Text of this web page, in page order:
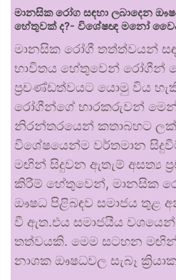
මානසික රෝග සඳහා ලබාදෙන
හේතුවක් ද?- විශේෂඥ මනෝ
මානසික රෝගී තත්ත්වයන්
භාවිතය හේතුවෙන් රෝගීන්
ප්‍රචණ්ඩත්වයට යොමු විය
රෝගීන්ගේ භාරකරුවන්
නිරන්තරයෙන් කතාබහට
විශේෂයෙන්ම වර්තමාන
මඟින් සිදුවන ඇතැම් අසත්‍ය
කිරීම් හේතුවෙන්, මානසික
ඖෂධ පිළිබඳව සමාජය තුළ
වී ඇත.එය සමාජයීය
තත්වයකි. මෙම සටහන මඟින්
නාශක ඖෂධවල සැබෑ